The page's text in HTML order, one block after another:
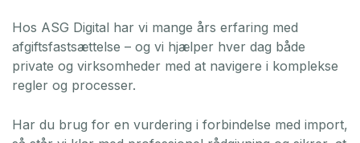
Hos ASG Digital har vi mange års erfaring med
afgiftsfastsættelse – og vi hjælper hver dag både
private og virksomheder med at navigere i komplekse
regler og processer.
Har du brug for en vurdering i forbindelse med import,